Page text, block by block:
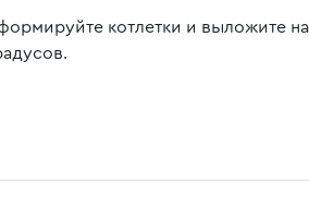
котлетки и выложите